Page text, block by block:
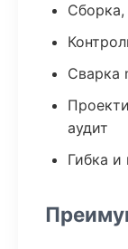
Сборка,
Сварка
аудит
Гибка и